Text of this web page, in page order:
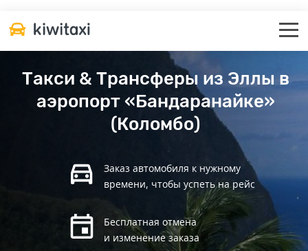
Такси & Трансферы из Эллы в
аэропорт «Бандаранайке»
(Коломбо)
Заказ автомобиля к нужному
времени, чтобы успеть на рейс
Бесплатная отмена
и изменение заказа